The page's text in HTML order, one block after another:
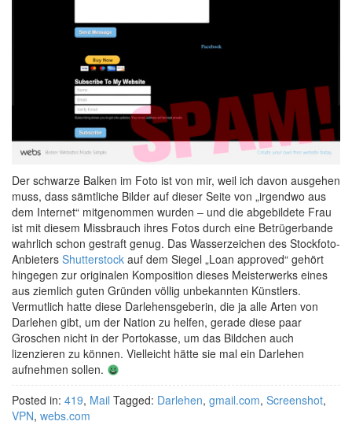
Der schwarze Balken im Foto ist von mir, weil ich davon ausgehen
muss, dass sämtliche Bilder auf dieser Seite von „irgendwo aus
dem Internet“ mitgenommen wurden – und die abgebildete Frau
ist mit diesem Missbrauch ihres Fotos durch eine Betrügerbande
wahrlich schon gestraft genug. Das Wasserzeichen des Stockfoto-
Anbieters Shutterstock auf dem Siegel „Loan approved“ gehört
hingegen zur originalen Komposition dieses Meisterwerks eines
aus ziemlich guten Gründen völlig unbekannten Künstlers.
Vermutlich hatte diese Darlehensgeberin, die ja alle Arten von
Darlehen gibt, um der Nation zu helfen, gerade diese paar
Groschen nicht in der Portokasse, um das Bildchen auch
lizenzieren zu können. Vielleicht hätte sie mal ein Darlehen
aufnehmen sollen.
Posted in: 419, Mail Tagged: Darlehen, gmail.com, Screenshot,
VPN, webs.com